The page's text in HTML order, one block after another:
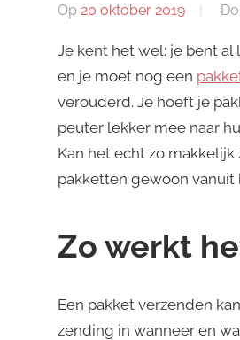
Op 20 oktober 2019
Je kent het wel: je bent
en je moet nog een
verouderd. Je hoeft je
peuter lekker mee naar
Kan het echt zo
pakketten gewoon vanuit
Zo werkt
Een pakket verzenden
zending in wanneer en